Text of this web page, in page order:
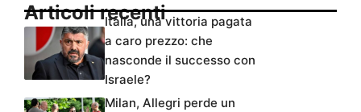
Articoli recentiItalia, una vittoria pagata
a caro prezzo: che
nasconde il successo con
Israele?
Milan, Allegri perde un